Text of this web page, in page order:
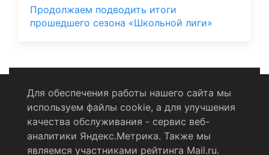
Продолжаем подводить итоги
прошедшего сезона «Школьной лиги»
Политика конфиденциальности
Согласие на обработку персональных данных
Для обеспечения работы нашего сайта мы
используем файлы cookie, а для улучшения
качества обслуживания - сервис веб-
аналитики Яндекс.Метрика. Также мы
являемся участниками рейтинга Mail.ru.